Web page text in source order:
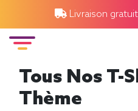
Livraison
Tous Nos T-
Thème